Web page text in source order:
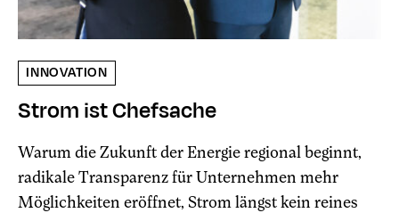
INNOVATION
Strom ist Chefsache
Warum die Zukunft der Energie regional beginnt,
radikale Transparenz für Unternehmen mehr
Möglichkeiten eröffnet, Strom längst kein reines